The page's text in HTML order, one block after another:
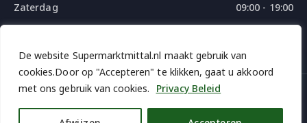
De website Supermarktmittal.nl maakt gebruik van
cookies.Door op "Accepteren" te klikken, gaat u akkoord
met ons gebruik van cookies.
Privacy Beleid
Zaterdag
09:00 - 19:00
Zondag
09:00 - 18:00
© 2026 SUPERMARKTMITTAL - ALL RIGHTS RESERVED
BYTHE WEBDESIGN